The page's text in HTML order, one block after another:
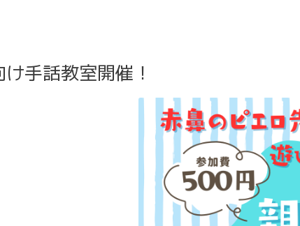
手話教室開催！